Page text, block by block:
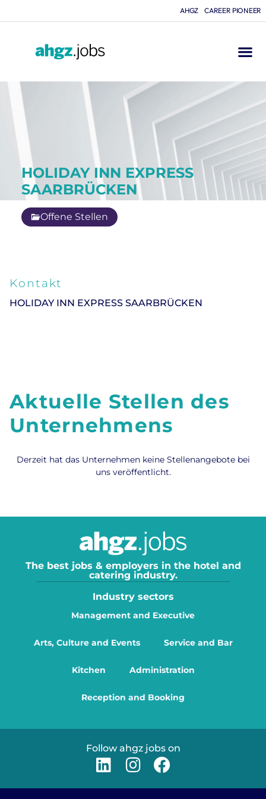
AHGZ CAREER PIONEER
HOLIDAY INN EXPRESS
SAARBRÜCKEN
Offene Stellen
Kontakt
HOLIDAY INN EXPRESS SAARBRÜCKEN
Aktuelle Stellen des
Unternehmens
Derzeit hat das Unternehmen keine Stellenangebote bei
uns veröffentlicht.
The best jobs & employers in the hotel and
catering industry.
Industry sectors
Management and Executive
Arts, Culture and Events Service and Bar
Kitchen Administration
Reception and Booking
Follow ahgz jobs on